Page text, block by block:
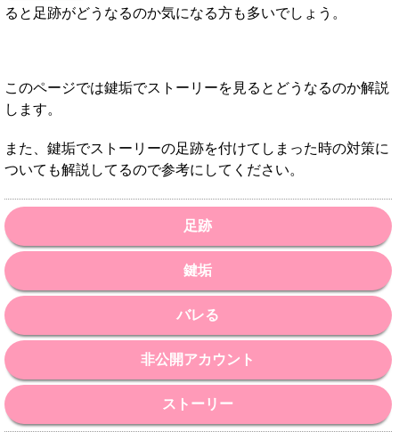
ると足跡がどうなるのか気になる方も多いでしょう。
このページでは鍵垢でストーリーを見るとどうなるのか解説
します。
また、鍵垢でストーリーの足跡を付けてしまった時の対策に
ついても解説してるので参考にしてください。
足跡
鍵垢
バレる
非公開アカウント
ストーリー